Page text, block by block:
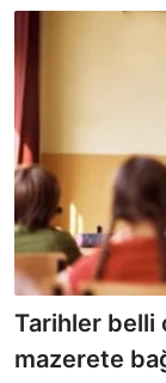
toplamda 37 gün
Tarihler belli
mazerete